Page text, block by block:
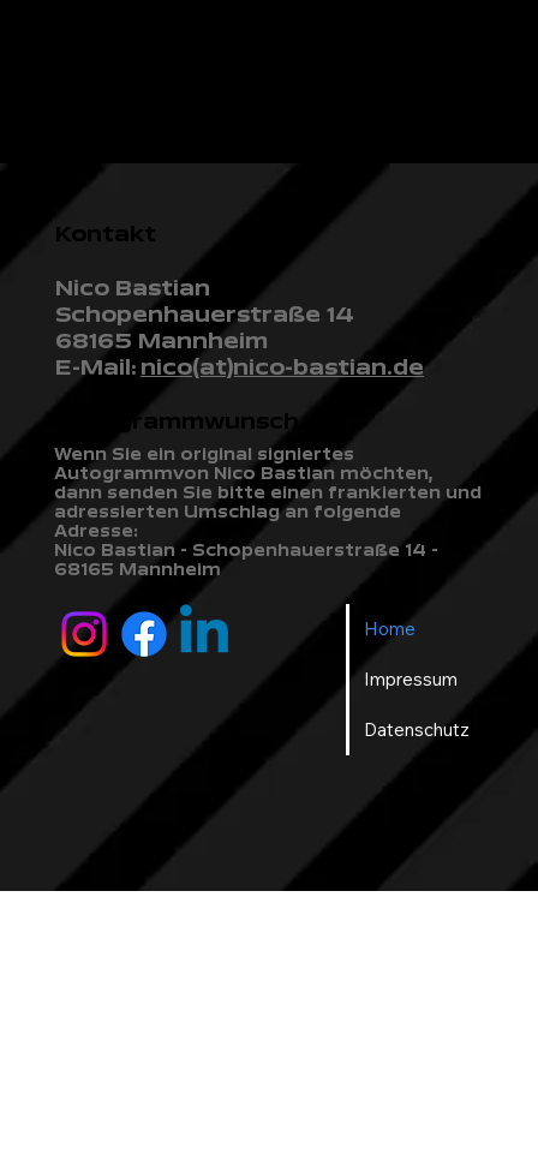
Kontakt
Nico Bastian
Schopenhauerstraße 14
68165 Mannheim
E-Mail: nico(at)nico-bastian.de
Autogrammwunsch
Wenn Sie ein original signiertes
Autogrammvon Nico Bastian möchten,
dann senden Sie bitte einen frankierten und
adressierten Umschlag an folgende
Adresse:
Nico Bastian - Schopenhauerstraße 14 -
68165 Mannheim
Home
Impressum
Datenschutz